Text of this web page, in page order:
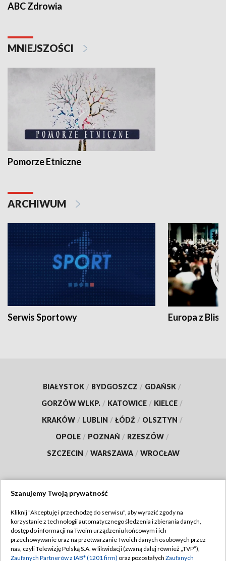
ABC Zdrowia
MNIEJSZOŚCI
Pomorze Etniczne
ARCHIWUM
Serwis Sportowy Europa z
BIAŁYSTOK / BYDGOSZCZ / GDAŃSK /
GORZÓW WLKP. / KATOWICE / KIELCE /
KRAKÓW / LUBLIN / ŁÓDŹ / OLSZTYN /
OPOLE / POZNAŃ / RZESZÓW /
SZCZECIN / WARSZAWA / WROCŁAW
TVP
Abonament TVP
Emisja w TVP
Regulamin TVP
Polityka prywatności
Szanujemy Twoją prywatność
Kliknij "Akceptuję i przechodzę do serwisu", aby wyrazić zgody na
korzystanie z technologii automatycznego śledzenia i zbierania danych,
dostęp do informacji na Twoim urządzeniu końcowym i ich
przechowywanie oraz na przetwarzanie Twoich danych osobowych przez
nas, czyli Telewizję Polską S.A. w likwidacji (zwaną dalej również „TVP”),
Zaufanych Partnerów z IAB* (1201 firm) oraz pozostałych Zaufanych